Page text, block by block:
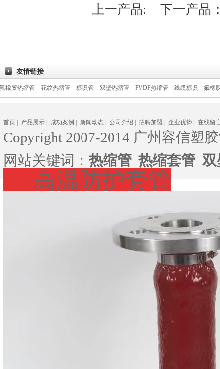
上一产品: 下一产品
友情链接
花纹热缩管 标识管 双壁热缩管 PVDF热缩管 线缆标识 氟橡胶管 氟橡胶
首页 产品展示 成功案例 新闻动态 公司介绍 招聘加盟 企业优势 在线留
Copyright 2007-2014 广州容信塑
网站关键词： 热缩管 热缩套管 双
高温防护套管